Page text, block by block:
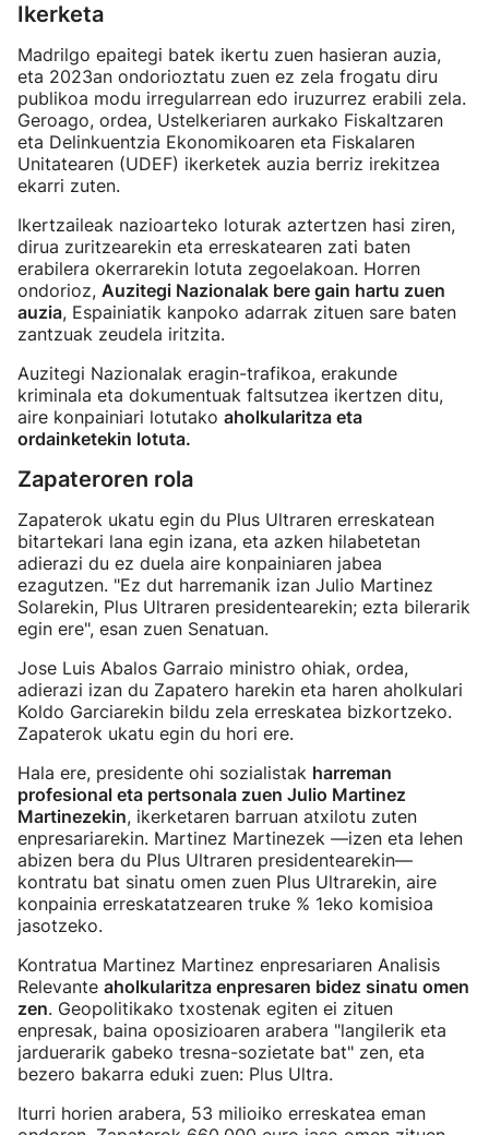
Ikerketa
Madrilgo epaitegi batek ikertu zuen hasieran auzia,
eta 2023an ondorioztatu zuen ez zela frogatu diru
publikoa modu irregularrean edo iruzurrez erabili zela.
Geroago, ordea, Ustelkeriaren aurkako Fiskaltzaren
eta Delinkuentzia Ekonomikoaren eta Fiskalaren
Unitatearen (UDEF) ikerketek auzia berriz irekitzea
ekarri zuten.
Ikertzaileak nazioarteko loturak aztertzen hasi ziren,
dirua zuritzearekin eta erreskatearen zati baten
erabilera okerrarekin lotuta zegoelakoan. Horren
ondorioz, Auzitegi Nazionalak bere gain hartu zuen
auzia, Espainiatik kanpoko adarrak zituen sare baten
zantzuak zeudela iritzita.
Auzitegi Nazionalak eragin-trafikoa, erakunde
kriminala eta dokumentuak faltsutzea ikertzen ditu,
aire konpainiari lotutako aholkularitza eta
ordainketekin lotuta.
Zapateroren rola
Zapaterok ukatu egin du Plus Ultraren erreskatean
bitartekari lana egin izana, eta azken hilabetetan
adierazi du ez duela aire konpainiaren jabea
ezagutzen. "Ez dut harremanik izan Julio Martinez
Solarekin, Plus Ultraren presidentearekin; ezta bilerarik
egin ere", esan zuen Senatuan.
Jose Luis Abalos Garraio ministro ohiak, ordea,
adierazi izan du Zapatero harekin eta haren aholkulari
Koldo Garciarekin bildu zela erreskatea bizkortzeko.
Zapaterok ukatu egin du hori ere.
Hala ere, presidente ohi sozialistak harreman
profesional eta pertsonala zuen Julio Martinez
Martinezekin, ikerketaren barruan atxilotu zuten
enpresariarekin. Martinez Martinezek —izen eta lehen
abizen bera du Plus Ultraren presidentearekin—
kontratu bat sinatu omen zuen Plus Ultrarekin, aire
konpainia erreskatatzearen truke % 1eko komisioa
jasotzeko.
Kontratua Martinez Martinez enpresariaren Analisis
Relevante aholkularitza enpresaren bidez sinatu omen
zen. Geopolitikako txostenak egiten ei zituen
enpresak, baina oposizioaren arabera "langilerik eta
jarduerarik gabeko tresna-sozietate bat" zen, eta
bezero bakarra eduki zuen: Plus Ultra.
Iturri horien arabera, 53 milioiko erreskatea eman